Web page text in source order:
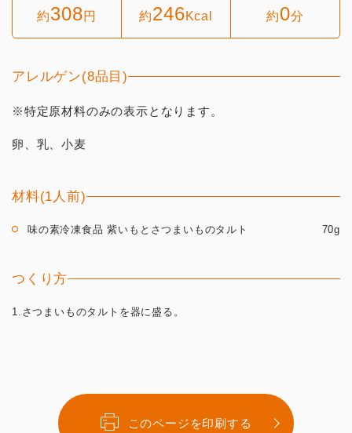
約308円 約246Kcal 約0分
アレルゲン(8品目)
※特定原材料のみの表示となります。
卵、乳、小麦
材料(1人前)
味の素冷凍食品 紫いもとさつまいものタルト 70g
つくり方
1.さつまいものタルトを器に盛る。
このページを印刷する